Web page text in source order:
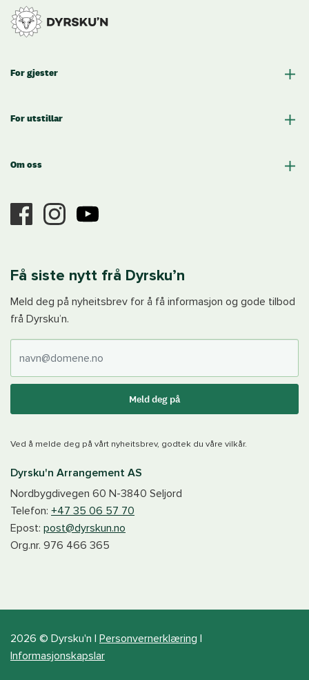
For gjester
For utstillar
Om oss
Få siste nytt frå Dyrsku’n
Meld deg på nyheitsbrev for å få informasjon og gode tilbod
frå Dyrsku’n.
Meld deg på
Ved å melde deg på vårt nyheitsbrev, godtek du våre vilkår.
Dyrsku'n Arrangement AS
Nordbygdivegen 60 N-3840 Seljord
Telefon: +47 35 06 57 70
Epost: post@dyrskun.no
Org.nr. 976 466 365
2026 © Dyrsku'n | Personvernerklæring |
Informasjonskapslar